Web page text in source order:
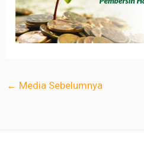
← Media Sebelumnya